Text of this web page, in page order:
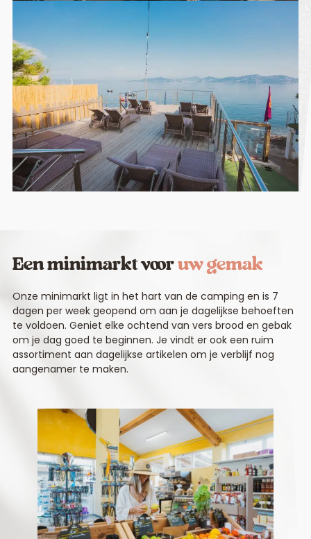
Een minimarkt voor uw gemak
Onze minimarkt ligt in het hart van de camping en is 7
dagen per week geopend om aan je dagelijkse behoeften
te voldoen. Geniet elke ochtend van vers brood en gebak
om je dag goed te beginnen. Je vindt er ook een ruim
assortiment aan dagelijkse artikelen om je verblijf nog
aangenamer te maken.